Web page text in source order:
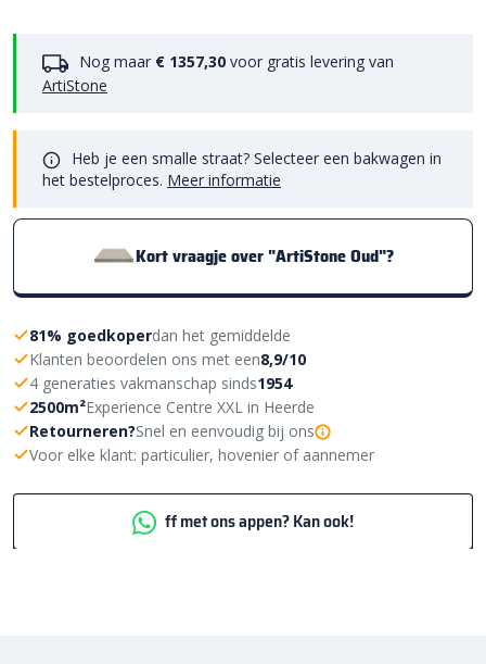
Nog maar € 1357,30 voor gratis levering van
ArtiStone
Heb je een smalle straat? Selecteer een bakwagen in
het bestelproces. Meer informatie
Kort vraagje over "ArtiStone Oud"?
81% goedkoperdan het gemiddelde
Klanten beoordelen ons met een8,9/10
4 generaties vakmanschap sinds1954
2500m²Experience Centre XXL in Heerde
Retourneren?Snel en eenvoudig bij ons
Voor elke klant: particulier, hovenier of aannemer
ff met ons appen? Kan ook!